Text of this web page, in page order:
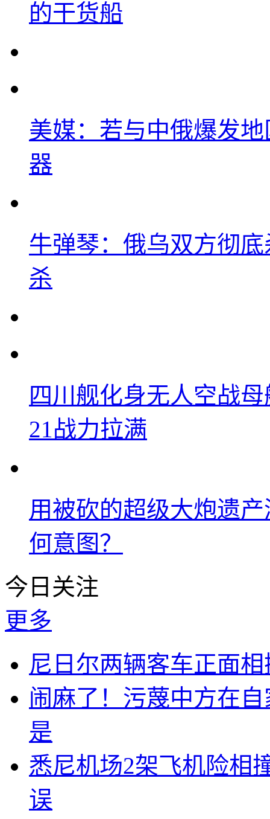
的干货船
美媒：若与中俄爆发
器
牛弹琴：俄乌双方彻
杀
四川舰化身无人空战
21战力拉满
用被砍的超级大炮遗
何意图？
今日关注
更多
尼日尔两辆客车正面
闹麻了！污蔑中方在
是
悉尼机场2架飞机险相
误